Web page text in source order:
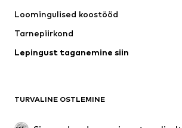
Loomingulised koostööd
Tarnepiirkond
Lepingust taganemine siin
TURVALINE OSTLEMINE